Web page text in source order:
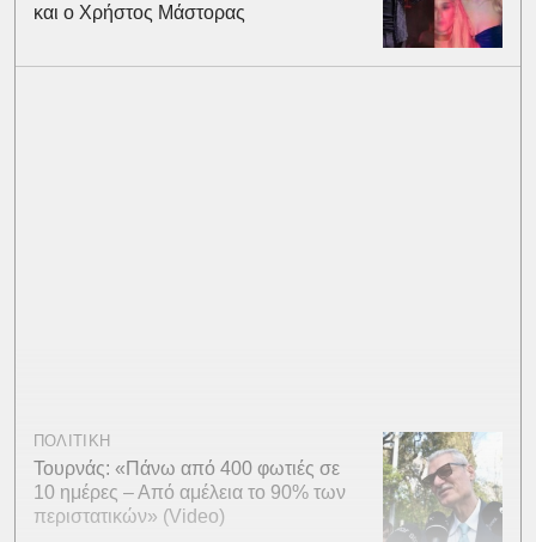
και ο Χρήστος Μάστορας
ΠΟΛΙΤΙΚΗ
Τουρνάς: «Πάνω από 400 φωτιές σε
10 ημέρες – Από αμέλεια το 90% των
περιστατικών» (Video)